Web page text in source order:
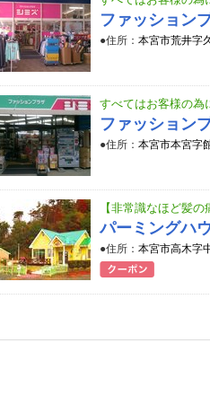
ファッショ
●住所： 本宮市荒井字
すべてはお客様の為
ファッション
●住所： 本宮市本宮字
【非常識なほど髪
パーミングハ
●住所： 本宮市高木字